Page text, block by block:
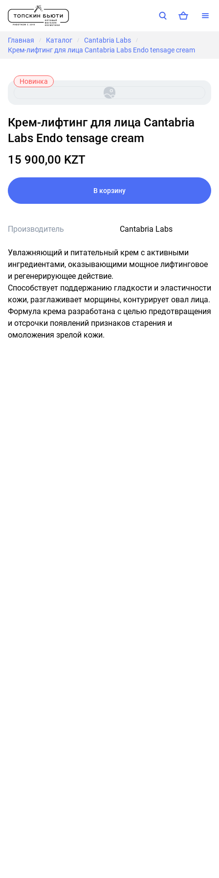
Главная / Каталог / Cantabria Labs /
Крем-лифтинг для лица Cantabria Labs Endo tensage cream
Новинка
Крем-лифтинг для лица Cantabria
Labs Endo tensage cream
15 900,00 KZT
В корзину
Производитель Cantabria Labs
Увлажняющий и питательный крем с активными
ингредиентами, оказывающими мощное лифтинговое
и регенерирующее действие.
Способствует поддержанию гладкости и эластичности
кожи, разглаживает морщины, контурирует овал лица.
Формула крема разработана с целью предотвращения
и отсрочки появлений признаков старения и
омоложения зрелой кожи.